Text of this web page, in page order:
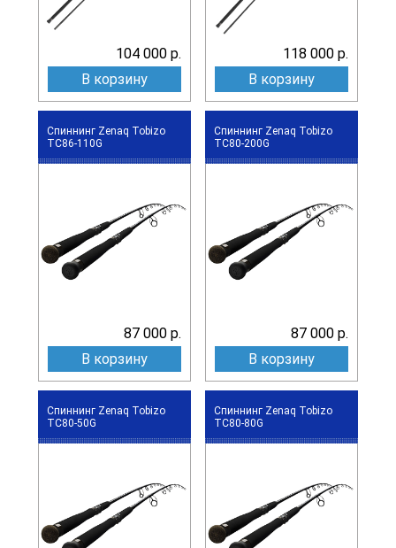
104 000 р.
В корзину
118 000 р.
В корзину
Спиннинг Zenaq Tobizo
TC86-110G
87 000 р.
В корзину
Спиннинг Zenaq Tobizo
TC80-200G
87 000 р.
В корзину
Спиннинг Zenaq Tobizo
TC80-50G
Спиннинг Zenaq Tobizo
TC80-80G